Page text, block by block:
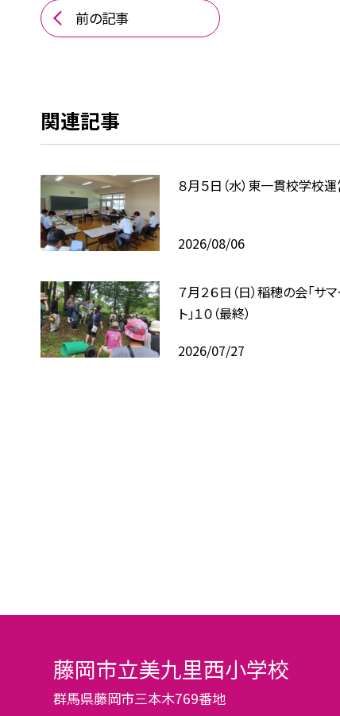
前の記事
関連記事
８月５日（水）東一貫校学校
2026/08/06
７月２６日（日）稲穂の会「サ
ト」１０（最終）
2026/07/27
藤岡市立美九里西小学校
群馬県藤岡市三本木769番地